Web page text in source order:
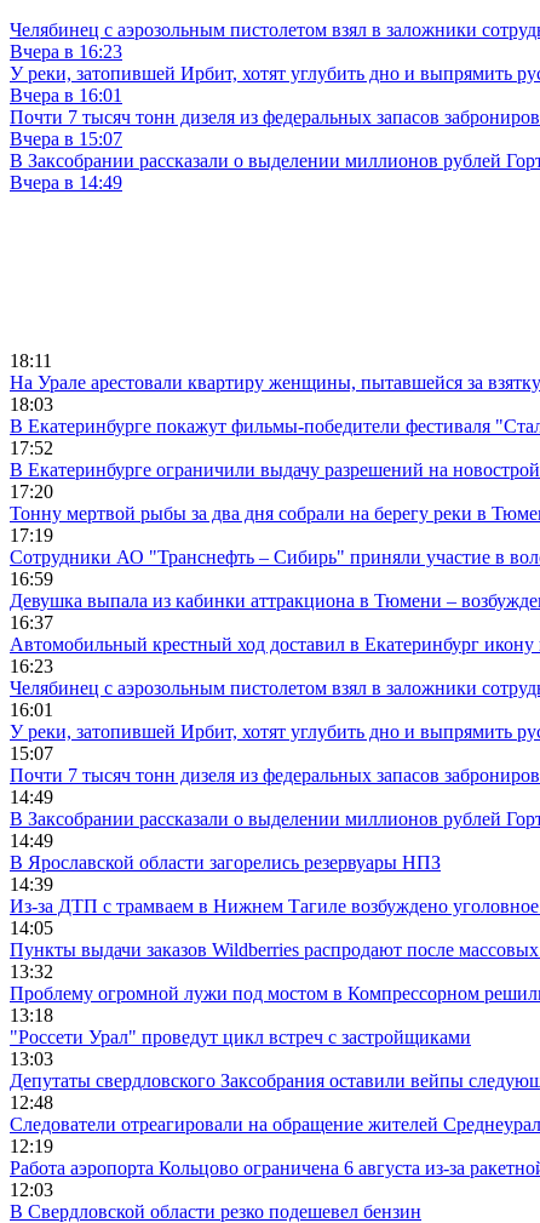
Челябинец с аэрозольным пистолетом взял в заложники
Вчера в 16:23
У реки, затопившей Ирбит, хотят углубить дно и выпрямить
Вчера в 16:01
Почти 7 тысяч тонн дизеля из федеральных запасов
Вчера в 15:07
В Заксобрании рассказали о выделении миллионов рублей
Вчера в 14:49
18:11
На Урале арестовали квартиру женщины, пытавшейся за
18:03
В Екатеринбурге покажут фильмы-победители фестиваля
17:52
В Екатеринбурге ограничили выдачу разрешений на
17:20
Тонну мертвой рыбы за два дня собрали на берегу реки в
17:19
Сотрудники АО "Транснефть – Сибирь" приняли участие в
16:59
Девушка выпала из кабинки аттракциона в Тюмени –
16:37
Автомобильный крестный ход доставил в Екатеринбург
16:23
Челябинец с аэрозольным пистолетом взял в заложники
16:01
У реки, затопившей Ирбит, хотят углубить дно и выпрямить
15:07
Почти 7 тысяч тонн дизеля из федеральных запасов
14:49
В Заксобрании рассказали о выделении миллионов рублей
14:49
В Ярославской области загорелись резервуары НПЗ
14:39
Из-за ДТП с трамваем в Нижнем Тагиле возбуждено
14:05
Пункты выдачи заказов Wildberries распродают после
13:32
Проблему огромной лужи под мостом в Компрессорном
13:18
"Россети Урал" проведут цикл встреч с застройщиками
13:03
Депутаты свердловского Заксобрания оставили вейпы
12:48
Следователи отреагировали на обращение жителей
12:19
Работа аэропорта Кольцово ограничена 6 августа из-за
12:03
В Свердловской области резко подешевел бензин